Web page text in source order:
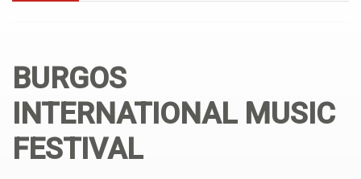
BURGOS
INTERNATIONAL MUSIC
FESTIVAL